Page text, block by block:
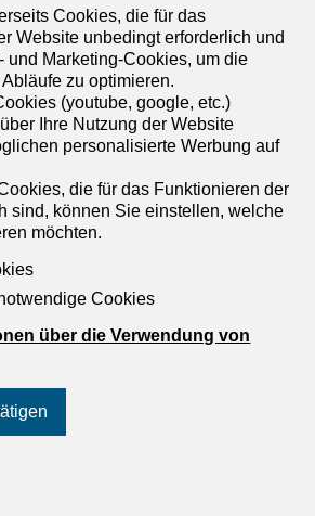
in Genève - 1
Cookies, die für das
Website unbedingt erforderlich und
und Marketing-Cookies, um die
zu optimieren.
(youtube, google, etc.)
Ihre Nutzung der Website
personalisierte Werbung auf
die für das Funktionieren der
sind, können Sie einstellen, welche
möchten.
Cookies
über die Verwendung von